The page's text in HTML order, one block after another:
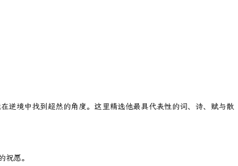
逆境中找到超然的角度。这里精选他最具代表性的词、诗、赋与散
愿。